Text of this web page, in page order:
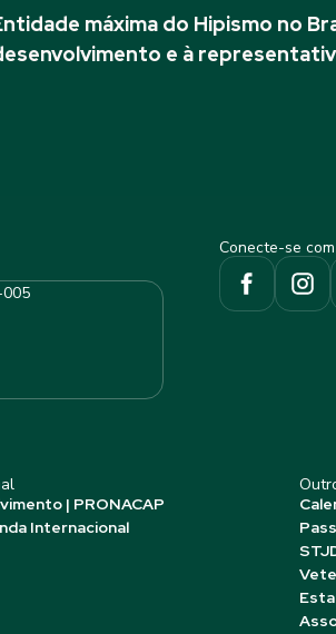
máxima do Hipismo no
e à
005
Conecte-se
| PRONACAP
Internacional